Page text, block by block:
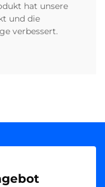
hat unsere
und die
verbessert.